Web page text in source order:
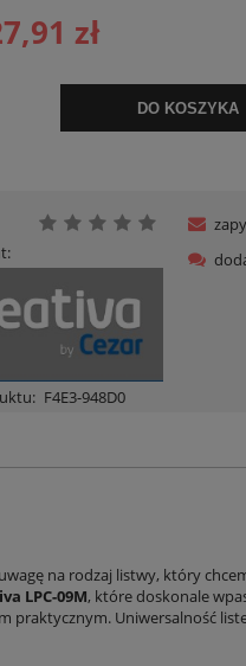
nie zawiera ewentualnych
zł
DO KOSZYKA
F4E3-948D0
na rodzaj listwy, który
LPC-09M, które doskonale
praktycznym. Uniwersalność